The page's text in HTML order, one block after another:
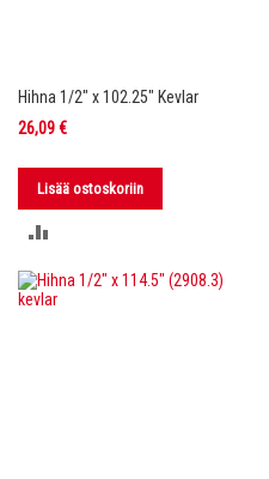
Hihna 1/2" x 102.25" Kevlar
26,09 €
Lisää ostoskoriin
VERTAILUUN